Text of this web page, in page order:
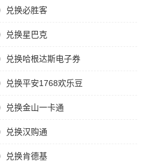
兑换必胜客
兑换星巴克
兑换哈根达斯电子券
兑换平安1768欢乐豆
兑换金山一卡通
兑换汉购通
兑换肯德基